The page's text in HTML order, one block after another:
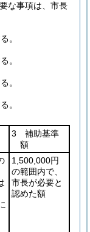
な事項は、市長
。
。
。
。
3 補助基準
額
1,500,000円
の範囲内で、
市長が必要と
認めた額